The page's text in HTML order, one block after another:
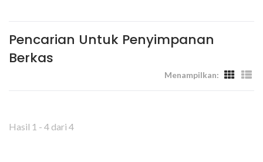
Pencarian Untuk Penyimpanan
Berkas
Menampilkan:
Hasil 1 - 4 dari 4